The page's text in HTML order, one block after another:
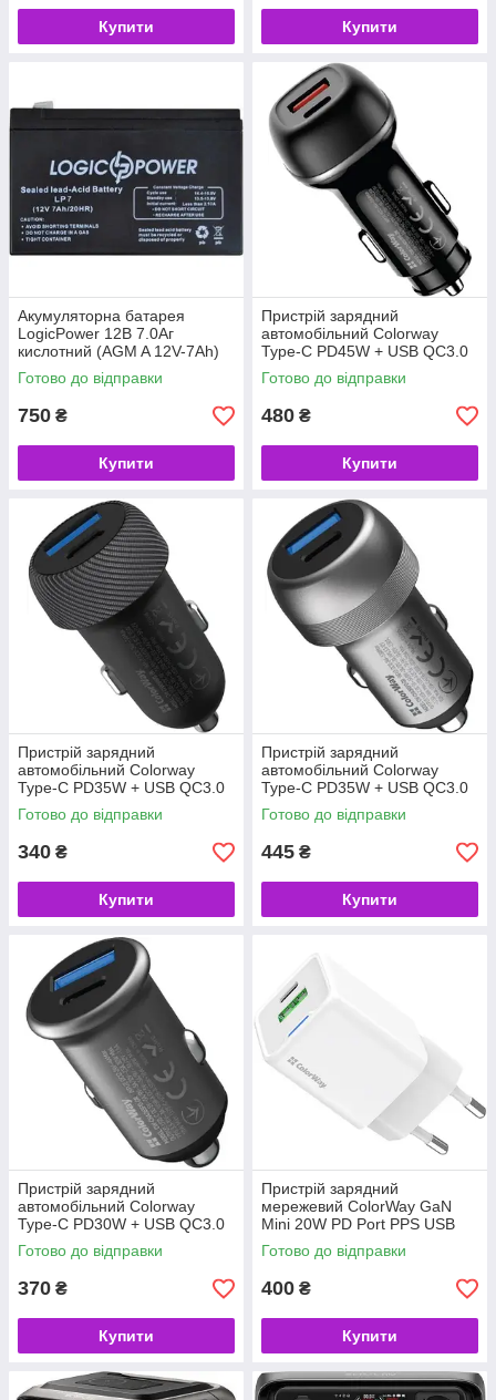
Купити Купити
Акумуляторна батарея
LogicPower 12В 7.0Aг
кислотний (AGM A 12V-7Ah)
(код 63269)
Готово до відправки
750 ₴
Купити
Пристрій зарядний
автомобільний Colorway
Type-C PD45W + USB QC3.0
18W (63W) Black (код
156156)
Готово до відправки
480 ₴
Купити
Пристрій зарядний
автомобільний Colorway
Type-C PD35W + USB QC3.0
(35W) Black (код 156155)
Готово до відправки
340 ₴
Купити
Пристрій зарядний
автомобільний Colorway
Type-C PD35W + USB QC3.0
35W (70W), Gray (код
156154)
Готово до відправки
445 ₴
Купити
Пристрій зарядний
автомобільний Colorway
Type-C PD30W + USB QC3.0
18W (48W) Gray (код 156153)
Готово до відправки
370 ₴
Купити
Пристрій зарядний
мережевий ColorWay GaN
Mini 20W PD Port PPS USB
(Type-C PD + USB QC4.0)
білий (CW-CHS062PD-WT)
Готово до відправки
400 ₴
Купити